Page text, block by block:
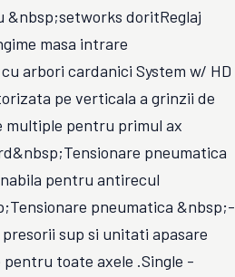
&nbsp;setworks doritReglaj
masa intrare
arbori cardanici System w/ HD
pe verticala a grinzii de
multiple pentru primul ax
pneumatica
pentru antirecul
pneumatica &nbsp;-
sup si unitati apasare
toate axele .Single -